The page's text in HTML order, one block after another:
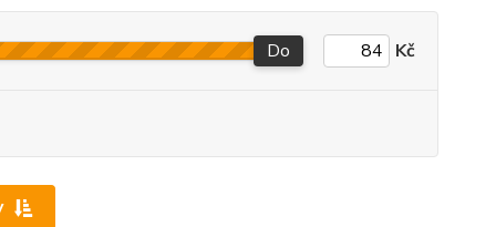
Do Kč